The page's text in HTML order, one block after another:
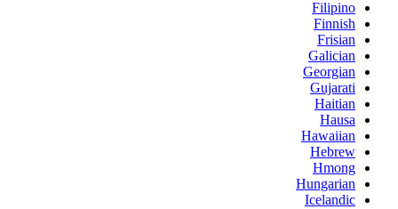
Filipino
Finnish
Frisian
Galician
Georgian
Gujarati
Haitian
Hausa
Hawaiian
Hebrew
Hmong
Hungarian
Icelandic